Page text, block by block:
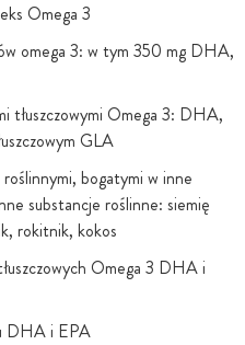
Omega 3
omega 3: w tym 350 mg DHA,
tłuszczowymi Omega 3: DHA,
GLA
bogatymi w inne
substancje roślinne: siemię
rokitnik, kokos
Omega 3 DHA i
DHA i EPA